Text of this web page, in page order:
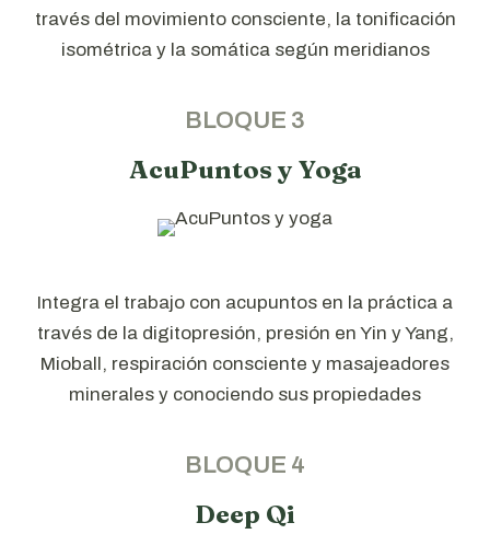
través del movimiento consciente, la tonificación
isométrica y la somática según meridianos
BLOQUE 3
AcuPuntos y Yoga
Integra el trabajo con acupuntos en la práctica a
través de la digitopresión, presión en Yin y Yang,
Mioball, respiración consciente y masajeadores
minerales y conociendo sus propiedades
BLOQUE 4
Deep Qi